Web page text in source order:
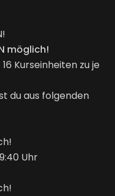
möglich!
Kurseinheiten zu je
du aus folgenden
Uhr